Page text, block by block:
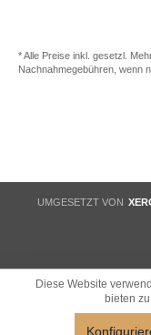
* Alle Preise inkl. gesetzl.
Nachnahmegebühren, wenn
UMGESETZT VON
Diese Website
bieten